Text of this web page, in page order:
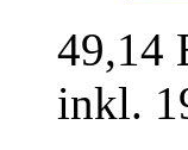
49,14
inkl.